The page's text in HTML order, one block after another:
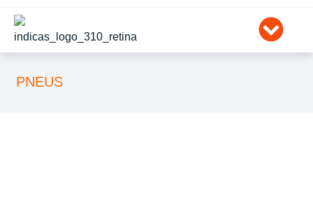
Ir
para
o
conteúdo
PNEUS